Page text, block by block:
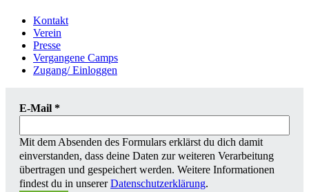
Kontakt
Verein
Presse
Vergangene Camps
Zugang/ Einloggen
E-Mail *
Mit dem Absenden des Formulars erklärst du dich damit
einverstanden, dass deine Daten zur weiteren Verarbeitung
übertragen und gespeichert werden. Weitere Informationen
findest du in unsererDatenschutzerklärung.